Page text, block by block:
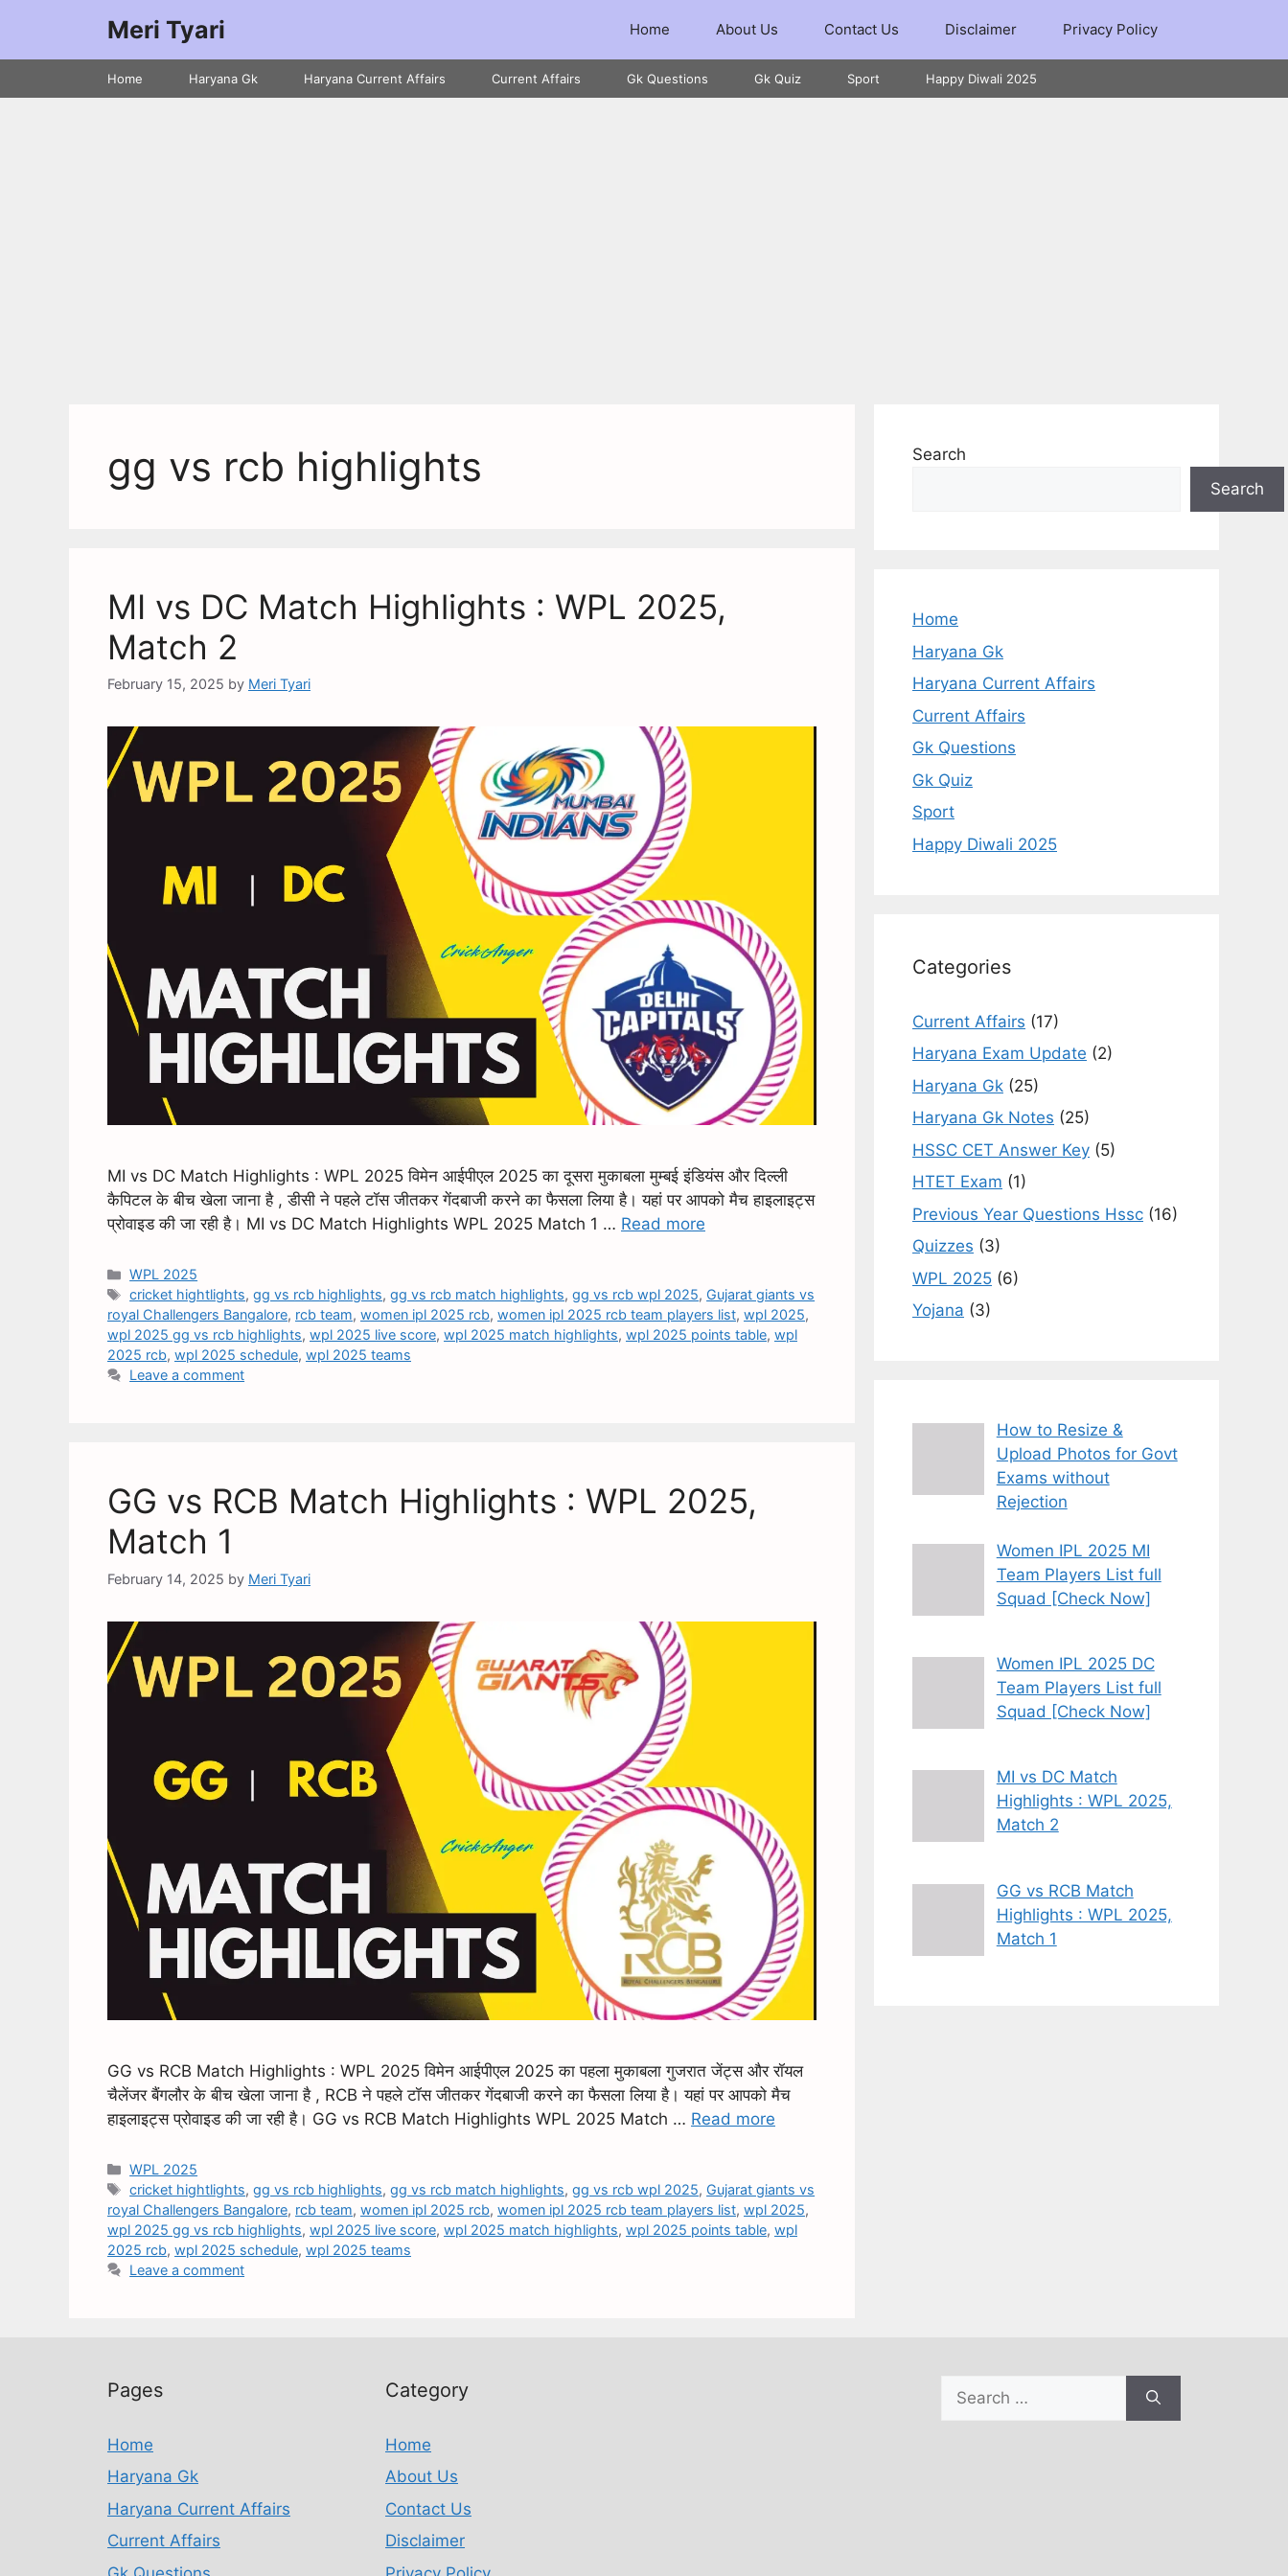
Meri Tyari Home About Us Contact Us Disclaimer Privacy Policy
Home Haryana Gk Haryana Current Affairs Current Affairs Gk Questions Gk Quiz Sport Happy Diwali 2025
gg vs rcb highlights
MI vs DC Match Highlights : WPL 2025,
Match 2
February 15, 2025 by Meri Tyari
MI vs DC Match Highlights : WPL 2025 विमेन आईपीएल 2025 का दूसरा मुकाबला मुम्बई इंडियंस और दिल्ली
कैपिटल के बीच खेला जाना है , डीसी ने पहले टॉस जीतकर गेंदबाजी करने का फैसला लिया है। यहां पर आपको मैच हाइलाइट्स
प्रोवाइड की जा रही है। MI vs DC Match Highlights WPL 2025 Match 1 … Read more
WPL 2025
cricket hightlights,gg vs rcb highlights,gg vs rcb match highlights,gg vs rcb wpl 2025, Gujarat giants vs
royal Challengers Bangalore, rcb team, women ipl 2025 rcb, women ipl 2025 rcb team players list, wpl 2025,
wpl 2025 gg vs rcb highlights, wpl 2025 live score, wpl 2025 match highlights, wpl 2025 points table, wpl
2025 rcb, wpl 2025 schedule, wpl 2025 teams
Leave a comment
GG vs RCB Match Highlights : WPL 2025,
Match 1
February 14, 2025 by Meri Tyari
GG vs RCB Match Highlights : WPL 2025 विमेन आईपीएल 2025 का पहला मुकाबला गुजरात जेंट्स और रॉयल
चैलेंजर बैंगलौर के बीच खेला जाना है , RCB ने पहले टॉस जीतकर गेंदबाजी करने का फैसला लिया है। यहां पर आपको मैच
हाइलाइट्स प्रोवाइड की जा रही है। GG vs RCB Match Highlights WPL 2025 Match … Read more
WPL 2025
cricket hightlights,gg vs rcb highlights,gg vs rcb match highlights,gg vs rcb wpl 2025, Gujarat giants vs
royal Challengers Bangalore, rcb team, women ipl 2025 rcb, women ipl 2025 rcb team players list, wpl 2025,
wpl 2025 gg vs rcb highlights, wpl 2025 live score, wpl 2025 match highlights, wpl 2025 points table, wpl
2025 rcb, wpl 2025 schedule, wpl 2025 teams
Leave a comment
Search
Search
Home
Haryana Gk
Haryana Current Affairs
Current Affairs
Gk Questions
Gk Quiz
Sport
Happy Diwali 2025
Categories
Current Affairs (17)
Haryana Exam Update (2)
Haryana Gk (25)
Haryana Gk Notes (25)
HSSC CET Answer Key (5)
HTET Exam (1)
Previous Year Questions Hssc (16)
Quizzes (3)
WPL 2025 (6)
Yojana (3)
How to Resize &
Upload Photos for Govt
Exams without
Rejection
Women IPL 2025 MI
Team Players List full
Squad [Check Now]
Women IPL 2025 DC
Team Players List full
Squad [Check Now]
MI vs DC Match
Highlights : WPL 2025,
Match 2
GG vs RCB Match
Highlights : WPL 2025,
Match 1
Pages
Home
Haryana Gk
Haryana Current Affairs
Current Affairs
Category
Home
About Us
Contact Us
Disclaimer